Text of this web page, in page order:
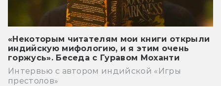
«Некоторым читателям мои книги открыли
индийскую мифологию, и я этим очень
горжусь». Беседа с Гуравом Моханти
Интервью с автором индийской «Игры
престолов»